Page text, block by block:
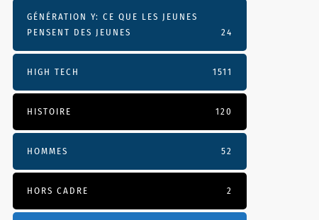
GÉNÉRATION Y: CE QUE LES JEUNES
PENSENT DES JEUNES
24
HIGH TECH 1511
HISTOIRE 120
HOMMES 52
HORS CADRE 2